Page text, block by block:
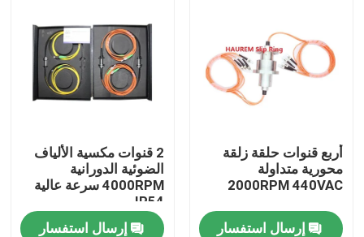
منزل
أربع قنوات حلقة زلقة
محورية متداولة
2000RPM 440VAC
إرسال استفسار
2 قنوات مكسية الألياف
الضوئية الدورانية
4000RPM سرعة عالية
IP54
إرسال استفسار